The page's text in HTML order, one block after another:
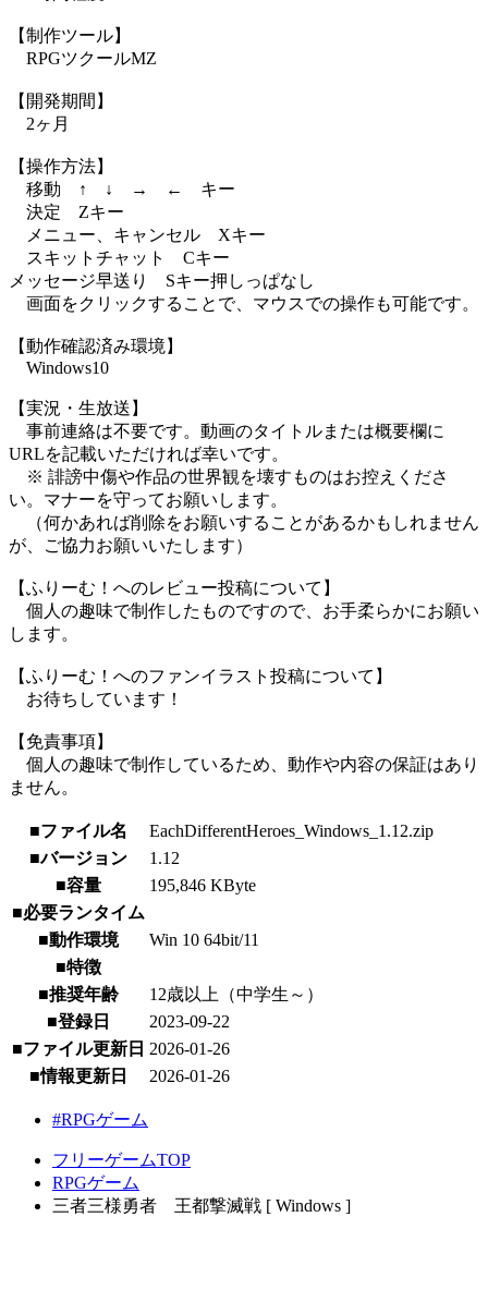
【制作ツール】
RPGツクールMZ
【開発期間】
2ヶ月
【操作方法】
移動 ↑ ↓ → ← キー
決定 Zキー
メニュー、キャンセル Xキー
スキットチャット Cキー
メッセージ早送り Sキー押しっぱなし
画面をクリックすることで、マウスでの操作も可能です。
【動作確認済み環境】
Windows10
【実況・生放送】
事前連絡は不要です。動画のタイトルまたは概要欄に
URLを記載いただければ幸いです。
※ 誹謗中傷や作品の世界観を壊すものはお控えくださ
い。マナーを守ってお願いします。
（何かあれば削除をお願いすることがあるかもしれません
が、ご協力お願いいたします）
【ふりーむ！へのレビュー投稿について】
個人の趣味で制作したものですので、お手柔らかにお願い
します。
【ふりーむ！へのファンイラスト投稿について】
お待ちしています！
【免責事項】
個人の趣味で制作しているため、動作や内容の保証はあり
ません。
■ファイル名
EachDifferentHeroes_Windows_1.12.zip
■バージョン
1.12
■容量
195,846 KByte
■必要ランタイム
■動作環境
Win 10 64bit/11
■特徴
■推奨年齢
12歳以上（中学生～）
■登録日
2023-09-22
■ファイル更新日 2026-01-26
■情報更新日
2026-01-26
#RPGゲーム
フリーゲームTOP
RPGゲーム
三者三様勇者 王都撃滅戦 [ Windows ]